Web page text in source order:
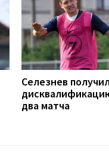
Селезнев
два матча